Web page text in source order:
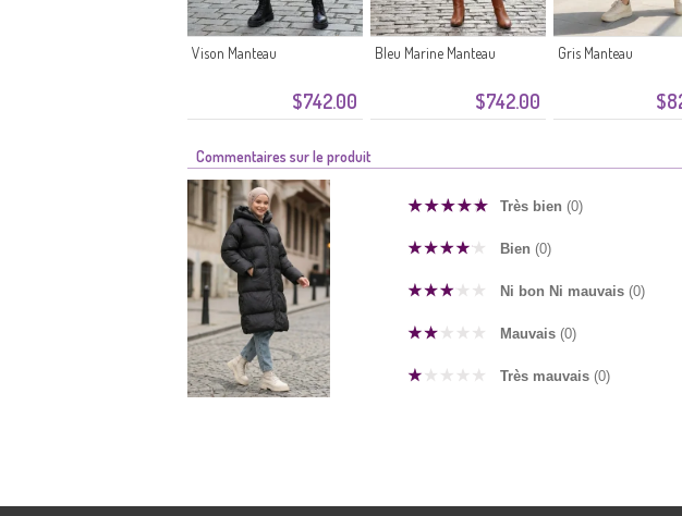
$742.00
Vison Manteau
$742.00
Bleu Marine Manteau Gris Manteau
Commentaires sur le produit
Très bien (0)
Bien (0)
Ni bon Ni mauvais (0)
Mauvais (0)
Très mauvais (0)